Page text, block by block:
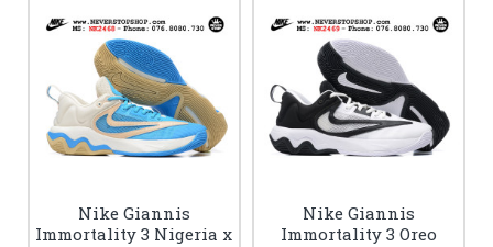
Nike Giannis
Immortality 3 Nigeria x
Nike Giannis
Immortality 3 Oreo